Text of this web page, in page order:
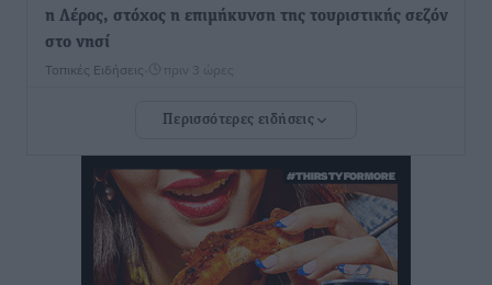
η Λέρος, στόχος η επιμήκυνση της τουριστικής σεζόν
στο νησί
Τοπικές Ειδήσεις πριν 3 ώρες
Α.Σ. Ρόδος: Πρώτη… στην νέα σελίδα των «ελαφιών»
(φωτορεπορτάζ)
Αθλητικά• πριν 3 ώρες
Στίβος: Οι βαθμολογίες των συλλόγων της
Δωδεκανήσου
Περισσότερες ειδήσεις